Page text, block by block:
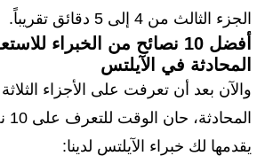
الجزء الثالث من 4 إلى 5 دقائق تقريباً.
أفضل 10 نصائح من الخبراء
المحادثة في الآيلتس
والآن بعد أن تعرفت على الأجزاء
يقدمها لك خبراء الآيلتس لدينا: